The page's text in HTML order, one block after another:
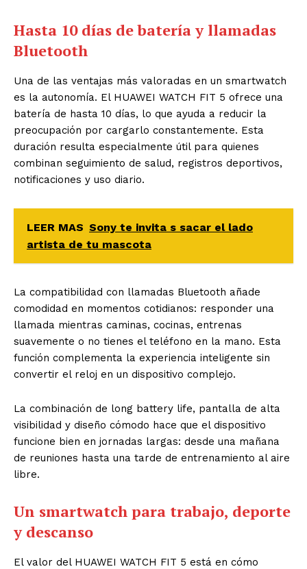
Hasta 10 días de batería y llamadas
Bluetooth
Una de las ventajas más valoradas en un smartwatch
es la autonomía. El HUAWEI WATCH FIT 5 ofrece una
batería de hasta 10 días, lo que ayuda a reducir la
preocupación por cargarlo constantemente. Esta
duración resulta especialmente útil para quienes
combinan seguimiento de salud, registros deportivos,
notificaciones y uso diario.
LEER MAS Sony te invita s sacar el lado
artista de tu mascota
La compatibilidad con llamadas Bluetooth añade
comodidad en momentos cotidianos: responder una
llamada mientras caminas, cocinas, entrenas
suavemente o no tienes el teléfono en la mano. Esta
función complementa la experiencia inteligente sin
convertir el reloj en un dispositivo complejo.
La combinación de long battery life, pantalla de alta
visibilidad y diseño cómodo hace que el dispositivo
funcione bien en jornadas largas: desde una mañana
de reuniones hasta una tarde de entrenamiento al aire
libre.
Un smartwatch para trabajo, deporte
y descanso
El valor del HUAWEI WATCH FIT 5 está en cómo